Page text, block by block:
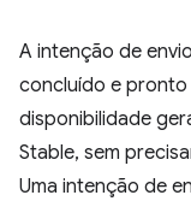
A intenção de
concluído e pronto
disponibilidade
Stable, sem
Uma intenção de